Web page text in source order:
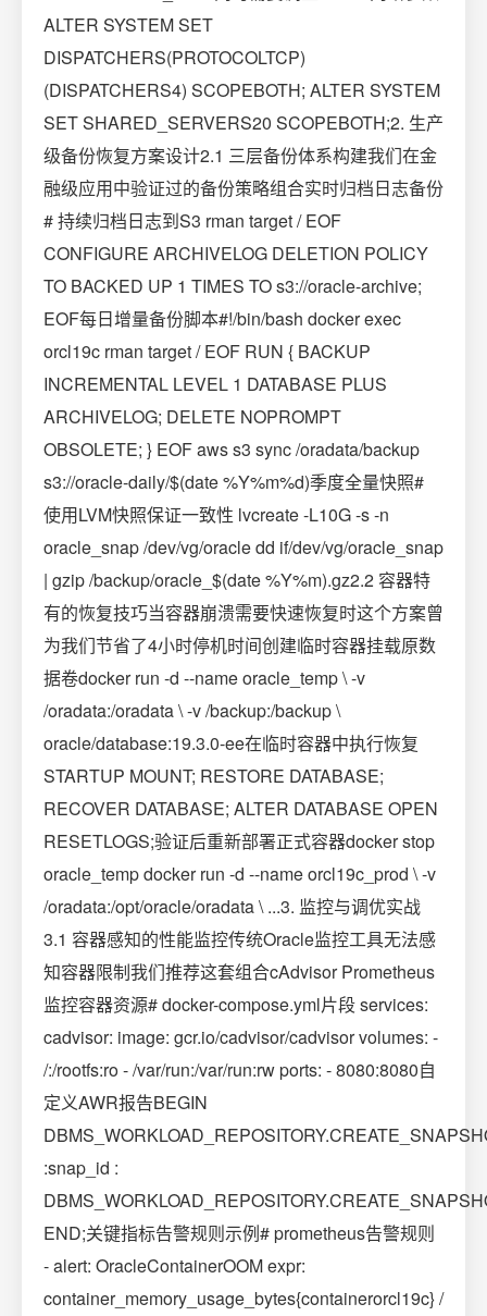
ALTER SYSTEM SET
DISPATCHERS(PROTOCOLTCP)
(DISPATCHERS4) SCOPEBOTH; ALTER SYSTEM
SET SHARED_SERVERS20 SCOPEBOTH;2. 生产
级备份恢复方案设计2.1 三层备份体系构建我们在金
融级应用中验证过的备份策略组合实时归档日志备份
# 持续归档日志到S3 rman target / EOF
CONFIGURE ARCHIVELOG DELETION POLICY
TO BACKED UP 1 TIMES TO s3://oracle-archive;
EOF每日增量备份脚本#!/bin/bash docker exec
orcl19c rman target / EOF RUN { BACKUP
INCREMENTAL LEVEL 1 DATABASE PLUS
ARCHIVELOG; DELETE NOPROMPT
OBSOLETE; } EOF aws s3 sync /oradata/backup
s3://oracle-daily/$(date %Y%m%d)季度全量快照#
使用LVM快照保证一致性 lvcreate -L10G -s -n
oracle_snap /dev/vg/oracle dd if/dev/vg/oracle_snap
| gzip /backup/oracle_$(date %Y%m).gz2.2 容器特
有的恢复技巧当容器崩溃需要快速恢复时这个方案曾
为我们节省了4小时停机时间创建临时容器挂载原数
据卷docker run -d --name oracle_temp \ -v
/oradata:/oradata \ -v /backup:/backup \
oracle/database:19.3.0-ee在临时容器中执行恢复
STARTUP MOUNT; RESTORE DATABASE;
RECOVER DATABASE; ALTER DATABASE OPEN
RESETLOGS;验证后重新部署正式容器docker stop
oracle_temp docker run -d --name orcl19c_prod \ -v
/oradata:/opt/oracle/oradata \ ...3. 监控与调优实战
3.1 容器感知的性能监控传统Oracle监控工具无法感
知容器限制我们推荐这套组合cAdvisor Prometheus
监控容器资源# docker-compose.yml片段 services:
cadvisor: image: gcr.io/cadvisor/cadvisor volumes: -
/:/rootfs:ro - /var/run:/var/run:rw ports: - 8080:8080自
定义AWR报告BEGIN
:snap_id :
END;关键指标告警规则示例# prometheus告警规则
- alert: OracleContainerOOM expr:
container_memory_usage_bytes{containerorcl19c} /